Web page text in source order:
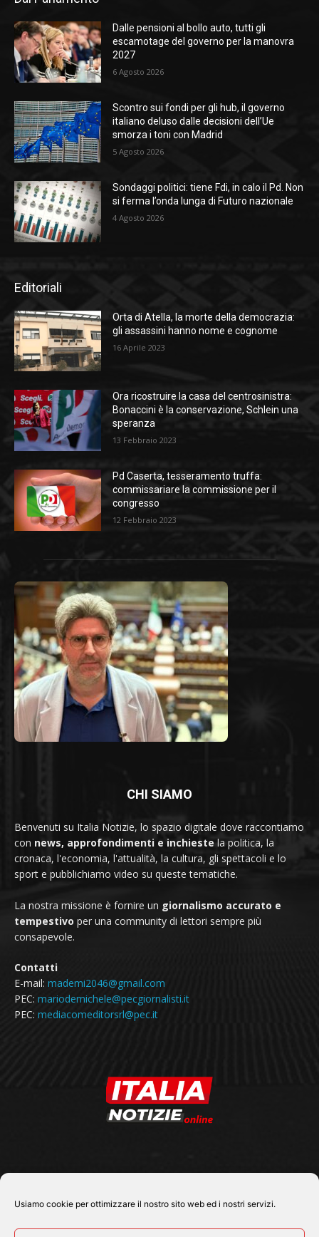
Usiamo cookie per ottimizzare il nostro sito web ed i nostri servizi.
Dalle pensioni al bollo auto, tutti gli
escamotage del governo per la manovra
2027
6 Agosto 2026
Scontro sui fondi per gli hub, il governo
italiano deluso dalle decisioni dell’Ue
smorza i toni con Madrid
5 Agosto 2026
Sondaggi politici: tiene Fdi, in calo il Pd. Non
si ferma l’onda lunga di Futuro nazionale
4 Agosto 2026
Editoriali
Orta di Atella, la morte della democrazia:
gli assassini hanno nome e cognome
16 Aprile 2023
Ora ricostruire la casa del centrosinistra:
Bonaccini è la conservazione, Schlein una
speranza
13 Febbraio 2023
Pd Caserta, tesseramento truffa:
commissariare la commissione per il
congresso
12 Febbraio 2023
CHI SIAMO
Benvenuti su Italia Notizie, lo spazio digitale dove raccontiamo
con news, approfondimenti e inchieste la politica, la
cronaca, l'economia, l'attualità, la cultura, gli spettacoli e lo
sport e pubblichiamo video su queste tematiche.
La nostra missione è fornire un giornalismo accurato e
tempestivo per una community di lettori sempre più
consapevole.
Contatti
E-mail: mademi2046@gmail.com
PEC: mariodemichele@pecgiornalisti.it
PEC: mediacomeditorsrl@pec.it
SEGUICI SU